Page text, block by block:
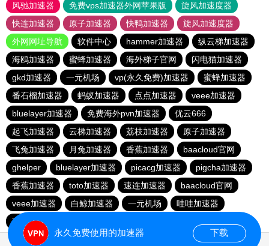
风驰加速器
免费vps加速器外网苹果版
旋风加速度器
快连加速器
原子加速器 快鸭加速器
旋风加速度器
外网网址导航
软件中心 hammer加速器
纵云梯加速器
海鸥加速器
蜜蜂加速器 海外梯子官网
闪电猫加速器
gkd加速器
一元机场 vp(永久免费)加速器
蜜蜂加速器
番石榴加速器
蚂蚁加速器 点点加速器
veee加速器
bluelayer加速器
免费海外pvn加速器
优云666
起飞加速器
云梯加速器 荔枝加速器
原子加速器
飞兔加速器
月兔加速器 香蕉加速器
baacloud官网
ghelper
bluelayer加速器 picacg加速器
pigcha加速器
香蕉加速器
toto加速器 速连加速器
baacloud官网
veee加速器
白鲸加速器 一元机场
哇哇加速器
西柚加速器
永久免费使用的加速器 下载